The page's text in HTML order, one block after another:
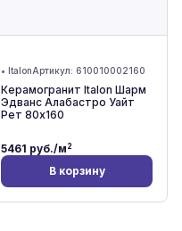
• ItalonАртикул: 610010002160
Керамогранит Italon Шарм
Эдванс Алабастро Уайт
Рет 80x160
5461 руб./м2
В корзину